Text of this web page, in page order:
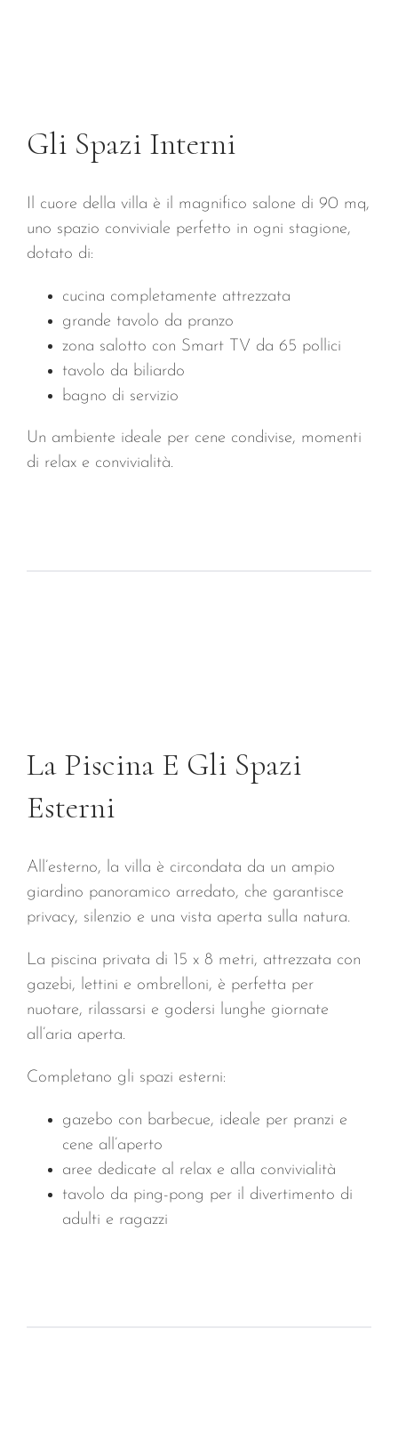
Gli Spazi Interni
Il cuore della villa è il magnifico salone di 90 mq,
uno spazio conviviale perfetto in ogni stagione,
dotato di:
cucina completamente attrezzata
grande tavolo da pranzo
zona salotto con Smart TV da 65 pollici
tavolo da biliardo
bagno di servizio
Un ambiente ideale per cene condivise, momenti
di relax e convivialità.
La Piscina E Gli Spazi
Esterni
All’esterno, la villa è circondata da un ampio
giardino panoramico arredato, che garantisce
privacy, silenzio e una vista aperta sulla natura.
La piscina privata di 15 x 8 metri, attrezzata con
gazebi, lettini e ombrelloni, è perfetta per
nuotare, rilassarsi e godersi lunghe giornate
all’aria aperta.
Completano gli spazi esterni:
gazebo con barbecue, ideale per pranzi e
cene all’aperto
aree dedicate al relax e alla convivialità
tavolo da ping-pong per il divertimento di
adulti e ragazzi